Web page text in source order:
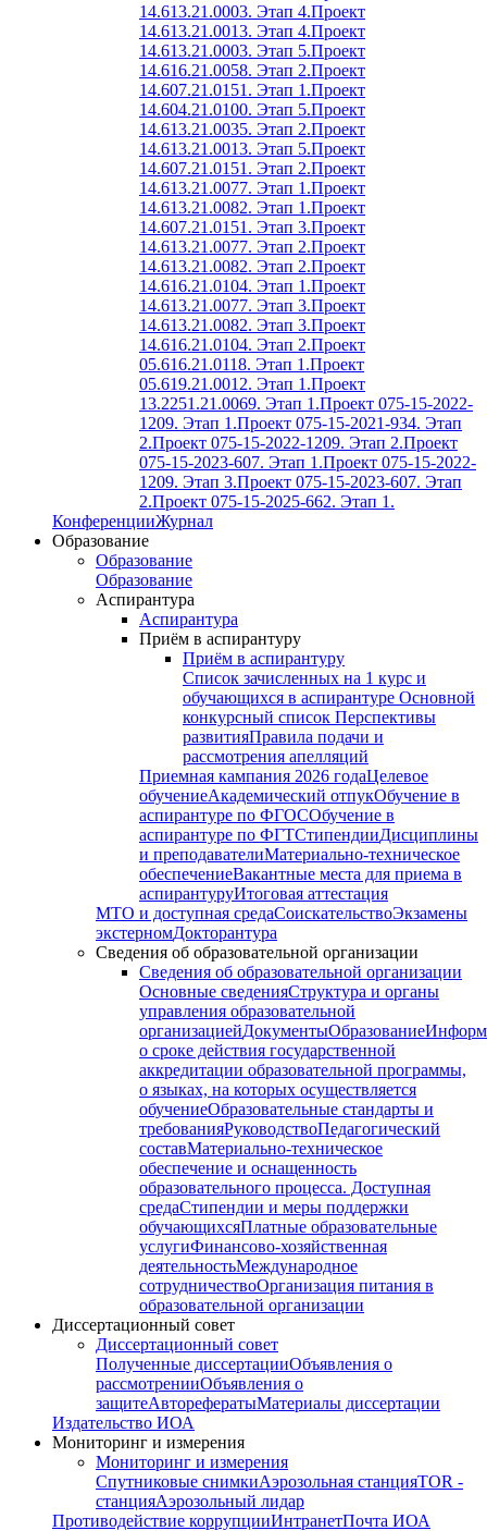
14.613.21.0003. Этап 4.Проект
14.613.21.0013. Этап 4.Проект
14.613.21.0003. Этап 5.Проект
14.616.21.0058. Этап 2.Проект
14.607.21.0151. Этап 1.Проект
14.604.21.0100. Этап 5.Проект
14.613.21.0035. Этап 2.Проект
14.613.21.0013. Этап 5.Проект
14.607.21.0151. Этап 2.Проект
14.613.21.0077. Этап 1.Проект
14.613.21.0082. Этап 1.Проект
14.607.21.0151. Этап 3.Проект
14.613.21.0077. Этап 2.Проект
14.613.21.0082. Этап 2.Проект
14.616.21.0104. Этап 1.Проект
14.613.21.0077. Этап 3.Проект
14.613.21.0082. Этап 3.Проект
14.616.21.0104. Этап 2.Проект
05.616.21.0118. Этап 1.Проект
05.619.21.0012. Этап 1.Проект
13.2251.21.0069. Этап 1.Проект 075-15-2022-
1209. Этап 1.Проект 075-15-2021-934. Этап
2.Проект 075-15-2022-1209. Этап 2.Проект
075-15-2023-607. Этап 1.Проект 075-15-2022-
1209. Этап 3.Проект 075-15-2023-607. Этап
2.Проект 075-15-2025-662. Этап 1.
КонференцииЖурнал
Образование
Образование
Образование
Аспирантура
Аспирантура
Приём в аспирантуру
Приём в аспирантуру
Список зачисленных на 1 курс и
обучающихся в аспирантуре Основной
конкурсный список Перспективы
развитияПравила подачи и
рассмотрения апелляций
Приемная кампания 2026 годаЦелевое
обучениеАкадемический отпукОбучение в
аспирантуре по ФГОСОбучение в
аспирантуре по ФГТСтипендииДисциплины
и преподавателиМатериально-техническое
обеспечениеВакантные места для приема в
аспирантуруИтоговая аттестация
МТО и доступная средаСоискательствоЭкзамены
экстерномДокторантура
Сведения об образовательной организации
Сведения об образовательной организации
Основные сведенияСтруктура и органы
управления образовательной
организациейДокументыОбразование
о сроке действия государственной
аккредитации образовательной программы,
о языках, на которых осуществляется
обучениеОбразовательные стандарты и
требованияРуководствоПедагогический
составМатериально-техническое
обеспечение и оснащенность
образовательного процесса. Доступная
средаСтипендии и меры поддержки
обучающихсяПлатные образовательные
услугиФинансово-хозяйственная
деятельностьМеждународное
сотрудничествоОрганизация питания в
образовательной организации
Диссертационный совет
Диссертационный совет
Полученные диссертацииОбъявления о
рассмотренииОбъявления о
защитеАвторефератыМатериалы диссертации
Издательство ИОА
Мониторинг и измерения
Мониторинг и измерения
Спутниковые снимкиАэрозольная станцияTOR -
станцияАэрозольный лидар
Противодействие коррупцииИнтранетПочта ИОА